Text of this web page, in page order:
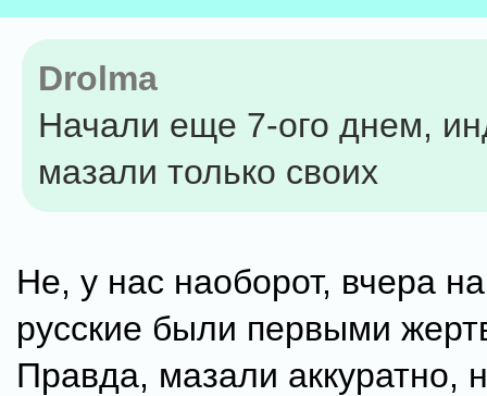
Drolma
Начали еще 7-ого днем,
мазали только своих
Не, у нас наоборот, вчера
русские были первыми
Правда, мазали аккуратно,